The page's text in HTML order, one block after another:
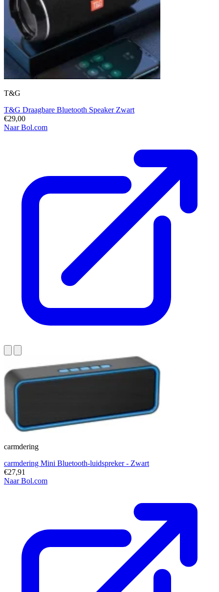
T&G
T&G Draagbare Bluetooth Speaker Zwart
€29,00
Naar Bol.com
carmdering
carmdering Mini Bluetooth-luidspreker - Zwart
€27,91
Naar Bol.com